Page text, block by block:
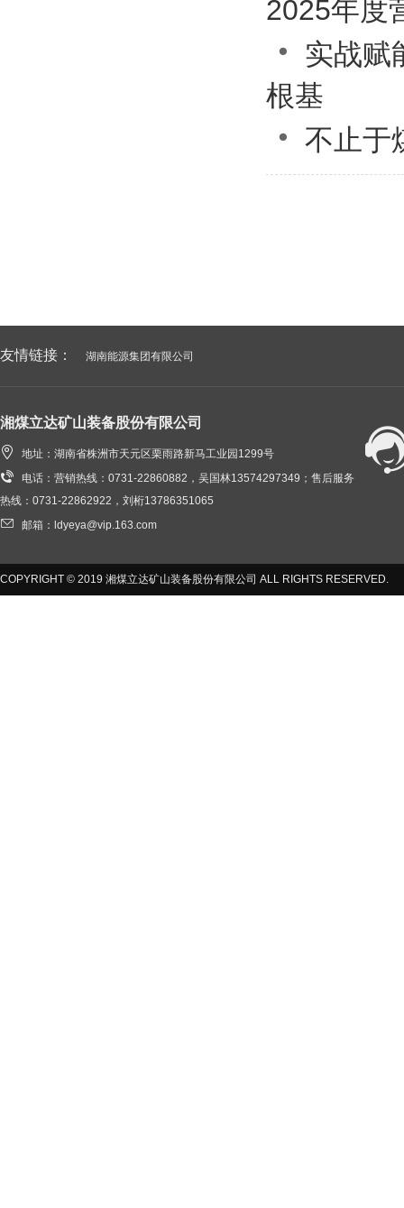
2025年度
 实战赋
根基
 不止于
友情链接： 湖南能源集团有限公司
湘煤立达矿山装备股份有限公司
 地址：湖南省株洲市天元区栗雨路新马工业园1299号

电话：营销热线：0731-22860882，吴国林13574297349；售后服务
热线：0731-22862922，刘桁13786351065
 邮箱：ldyeya@vip.163.com
COPYRIGHT © 2019 湘煤立达矿山装备股份有限公司 ALL RIGHTS RESERVED.